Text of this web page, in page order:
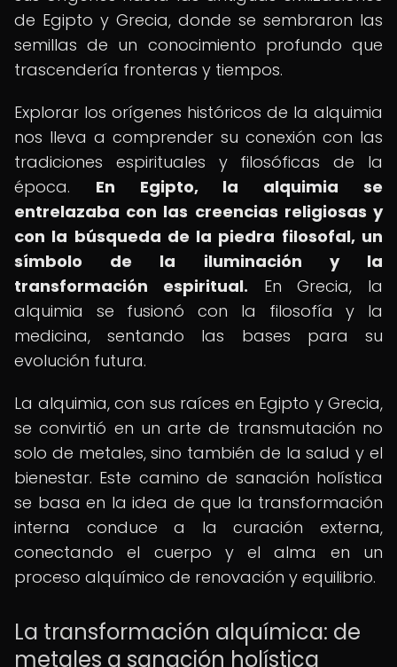
de Egipto y Grecia, donde se sembraron las
semillas de un conocimiento profundo que
trascendería fronteras y tiempos.
Explorar los orígenes históricos de la alquimia
nos lleva a comprender su conexión con las
tradiciones espirituales y filosóficas de la
época. En Egipto, la alquimia se
entrelazaba con las creencias religiosas y
con la búsqueda de la piedra filosofal, un
símbolo de la iluminación y la
transformación espiritual. En Grecia, la
alquimia se fusionó con la filosofía y la
medicina, sentando las bases para su
evolución futura.
La alquimia, con sus raíces en Egipto y Grecia,
se convirtió en un arte de transmutación no
solo de metales, sino también de la salud y el
bienestar. Este camino de sanación holística
se basa en la idea de que la transformación
interna conduce a la curación externa,
conectando el cuerpo y el alma en un
proceso alquímico de renovación y equilibrio.
La transformación alquímica: de
metales a sanación holística